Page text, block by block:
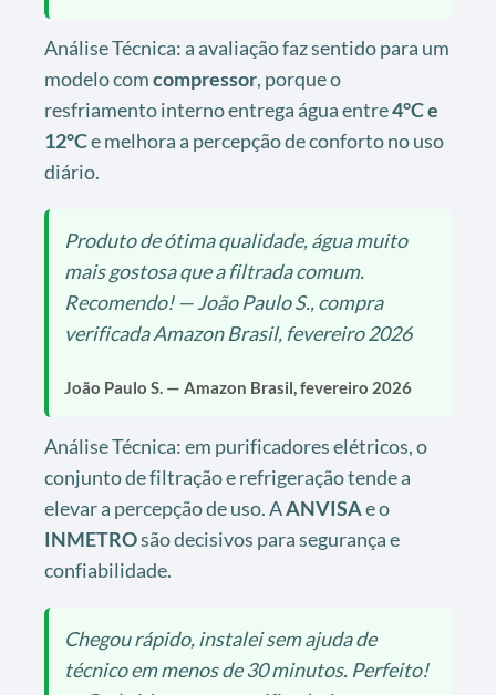
Análise Técnica: a avaliação faz sentido para um
modelo comcompressor, porque o
resfriamento interno entrega água entre4°C e
12°Ce melhora a percepção de conforto no uso
diário.
Produto de ótima qualidade, água muito
mais gostosa que a filtrada comum.
Recomendo! — João Paulo S., compra
verificada Amazon Brasil, fevereiro 2026
João Paulo S. — Amazon Brasil, fevereiro 2026
Análise Técnica: em purificadores elétricos, o
conjunto de filtração e refrigeração tende a
elevar a percepção de uso. AANVISAe o
INMETROsão decisivos para segurança e
confiabilidade.
Chegou rápido, instalei sem ajuda de
técnico em menos de 30 minutos. Perfeito!